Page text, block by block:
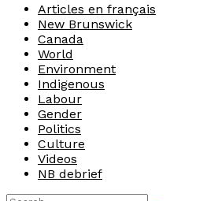
Articles en français
New Brunswick
Canada
World
Environment
Indigenous
Labour
Gender
Politics
Culture
Videos
NB debrief